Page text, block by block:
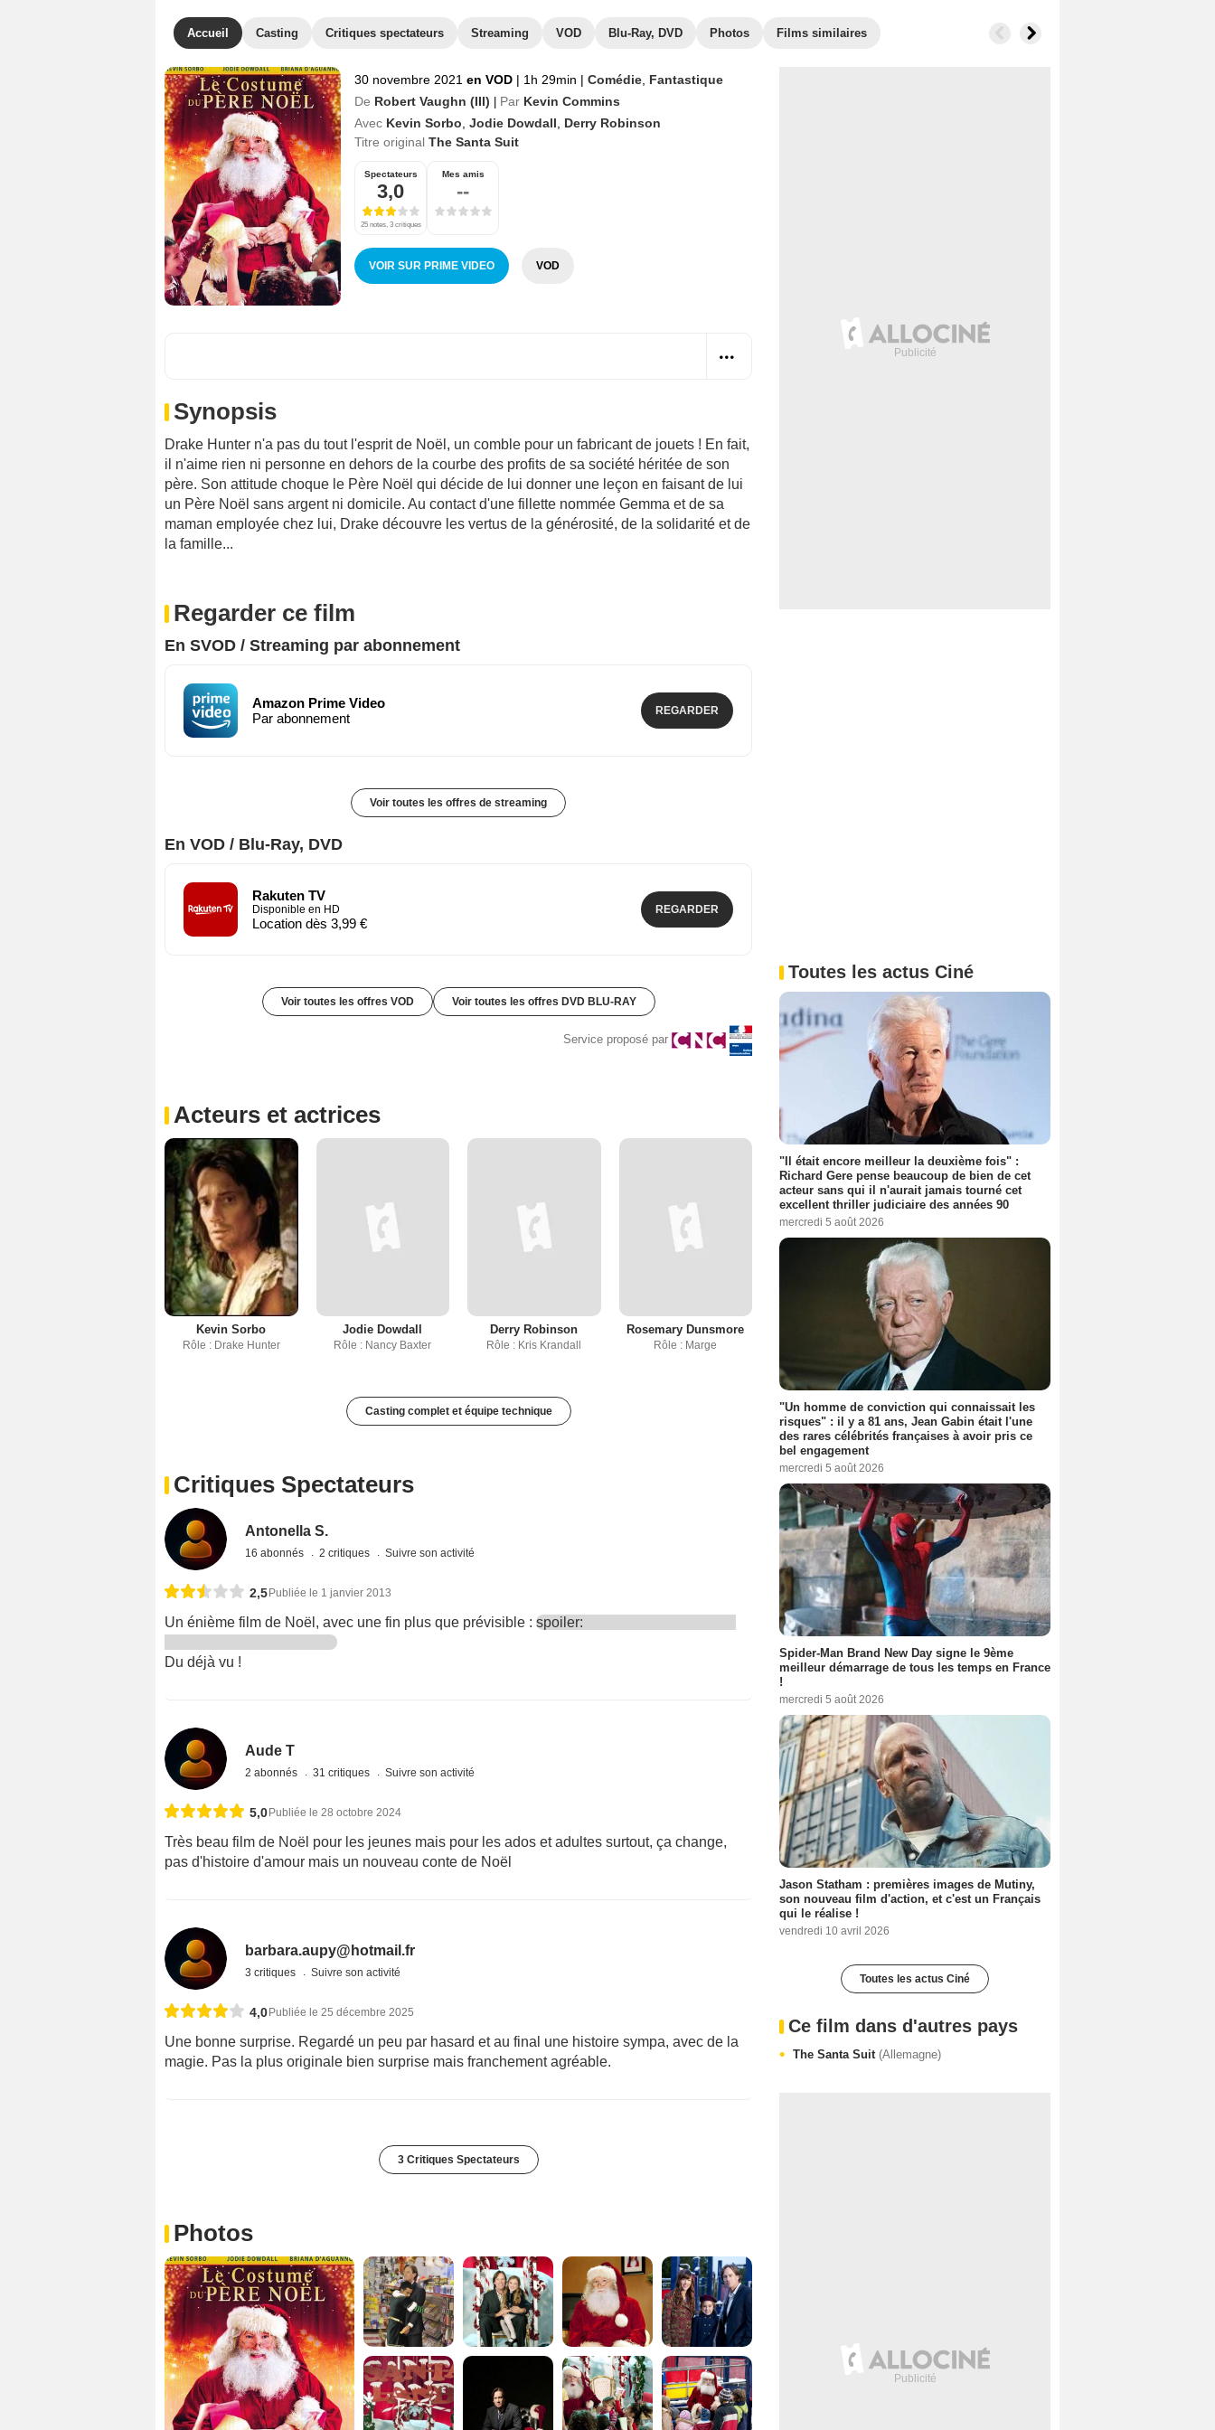
Accueil Casting Critiques spectateurs Streaming VOD Blu-Ray, DVD Photos Films similaires
30 novembre 2021 en VOD | 1h 29min | Comédie Fantastique
De Robert Vaughn (III) Par Kevin Commins
Avec Kevin Sorbo Jodie Dowdall
Derry Robinson
Titre original The Santa Suit
Spectateurs
3,0
25 notes, 3 critiques
Mes amis
--
VOIR SUR PRIME VIDEO VOD
Synopsis
Drake Hunter n'a pas du tout l'esprit de Noël, un comble pour un fabricant de jouets ! En fait,
il n'aime rien ni personne en dehors de la courbe des profits de sa société héritée de son
père. Son attitude choque le Père Noël qui décide de lui donner une leçon en faisant de lui
un Père Noël sans argent ni domicile. Au contact d'une fillette nommée Gemma et de sa
maman employée chez lui, Drake découvre les vertus de la générosité, de la solidarité et de
la famille...
Regarder ce film
En SVOD / Streaming par abonnement
Amazon Prime Video
Par abonnement
REGARDER
Voir toutes les offres de streaming
En VOD / Blu-Ray, DVD
Rakuten TV
Disponible en HD
Location dès 3,99 €
REGARDER
Voir toutes les offres VOD Voir toutes les offres DVD BLU-RAY
Service proposé par
Acteurs et actrices
Kevin Sorbo
Rôle : Drake Hunter
Jodie Dowdall
Rôle : Nancy Baxter
Derry Robinson
Rôle : Kris Krandall
Rosemary Dunsmore
Rôle : Marge
Casting complet et équipe technique
Critiques Spectateurs
Antonella S.
16 abonnés 2 critiques Suivre son activité
2,5Publiée le 1 janvier 2013
Un énième film de Noël, avec une fin plus que prévisible : spoiler:
Du déjà vu !
Aude T
2 abonnés 31 critiques Suivre son activité
5,0 Publiée le 28 octobre 2024
Très beau film de Noël pour les jeunes mais pour les ados et adultes surtout, ça change,
pas d'histoire d'amour mais un nouveau conte de Noël
barbara.aupy@hotmail.fr
3 critiques Suivre son activité
4,0 Publiée le 25 décembre 2025
Une bonne surprise. Regardé un peu par hasard et au final une histoire sympa, avec de la
magie. Pas la plus originale bien surprise mais franchement agréable.
3 Critiques Spectateurs
Photos
Toutes les actus Ciné
"Il était encore meilleur la deuxième fois" :
Richard Gere pense beaucoup de bien de cet
acteur sans qui il n'aurait jamais tourné cet
excellent thriller judiciaire des années 90
mercredi 5 août 2026
"Un homme de conviction qui connaissait les
risques" : il y a 81 ans, Jean Gabin était l'une
des rares célébrités françaises à avoir pris ce
bel engagement
mercredi 5 août 2026
Spider-Man Brand New Day signe le 9ème
meilleur démarrage de tous les temps en France
!
mercredi 5 août 2026
Jason Statham : premières images de Mutiny,
son nouveau film d'action, et c'est un Français
qui le réalise !
vendredi 10 avril 2026
Toutes les actus Ciné
Ce film dans d'autres pays
The Santa Suit (Allemagne)